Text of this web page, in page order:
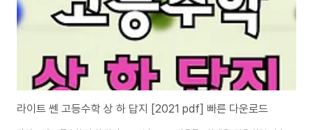
라이트 쎈 고등수학 상 하 답지 [2021 pdf] 빠른 다운로드